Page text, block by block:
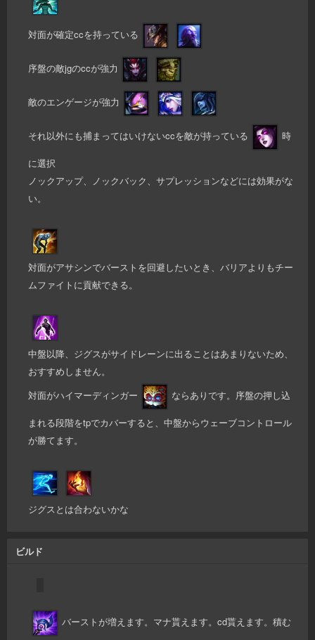
対面が確定ccを持っている
序盤の敵jgのccが強力
敵のエンゲージが強力
それ以外にも捕まってはいけないccを敵が持っている 時
に選択
ノックアップ、ノックバック、サプレッションなどには効果がな
い。
対面がアサシンでバーストを回避したいとき、バリアよりもチー
ムファイトに貢献できる。
中盤以降、ジグスがサイドレーンに出ることはあまりないため、
おすすめしません。
対面がハイマーディンガー
ならありです。序盤の押し込
まれる段階をtpでカバーすると、中盤からウェーブコントロール
が勝てます。
ジグスとは合わないかな
ビルド
バーストが増えます。マナ貰えます。cd貰えます。積む